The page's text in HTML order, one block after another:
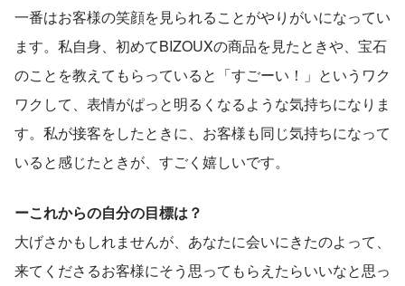
一番はお客様の笑顔を見られることがやりがいになってい
ます。私自身、初めてBIZOUXの商品を見たときや、宝石
のことを教えてもらっていると「すごーい！」というワク
ワクして、表情がぱっと明るくなるような気持ちになりま
す。私が接客をしたときに、お客様も同じ気持ちになって
いると感じたときが、すごく嬉しいです。
ーこれからの自分の目標は？
大げさかもしれませんが、あなたに会いにきたのよって、
来てくださるお客様にそう思ってもらえたらいいなと思っ